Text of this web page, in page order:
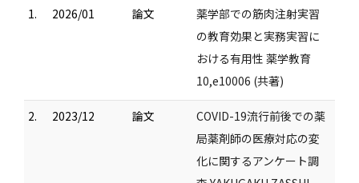
1.
2026/01 論文
薬学部での筋肉注射実習
の教育効果と実務実習に
おける有用性 薬学教育
10,e10006 (共著)
2. 2023/12 論文
COVID-19流行前後での薬
局薬剤師の医療対応の変
化に関するアンケート調